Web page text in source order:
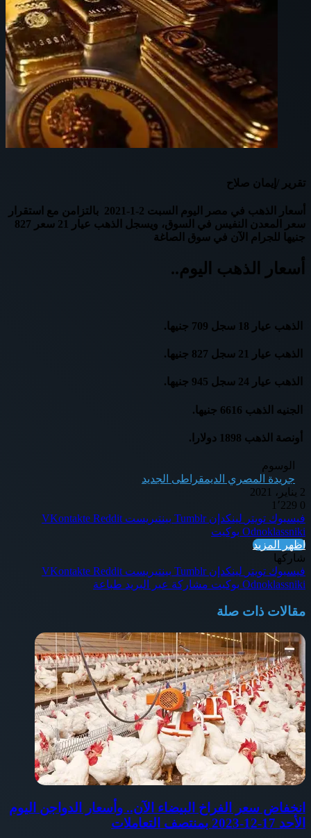
تقرير /إيمان صلاح
أسعار الذهب في مصر اليوم السبت 2-1-2021 بالتزامن مع استقرار
سعر المعدن النفيس في السوق، ويسجل الذهب عيار 21 سعر 827
جنيها للجرام الآن في سوق الصاغة
أسعار الذهب اليوم..
الذهب عيار 18 سجل 709 جنيها.
الذهب عيار 21 سجل 827 جنيها.
الذهب عيار 24 سجل 945 جنيها.
الجنيه الذهب 6616 جنيها.
أونصة الذهب 1898 دولارا.
الوسوم
جريدة المصري الديمقراطى الجديد
2 يناير، 2021
0
فيسبوك تويتر لينكدإن بينتيريست
Odnoklassniki بوكيت
اظهر المزيد
شاركها
فيسبوك تويتر لينكدإن بينتيريست
Odnoklassniki بوكيت مشاركة عبر البريد طباعة
مقالات ذات صلة
انخفاض سعر الفراخ البيضاء الآن.. وأسعار الدواجن اليوم
الأحد 17-12-2023 بمنتصف التعاملات